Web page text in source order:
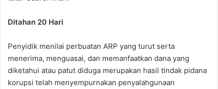
Ditahan 20 Hari
Penyidik menilai perbuatan ARP yang turut serta
menerima, menguasai, dan memanfaatkan dana yang
diketahui atau patut diduga merupakan hasil tindak pidana
korupsi telah menyempurnakan penyalahgunaan